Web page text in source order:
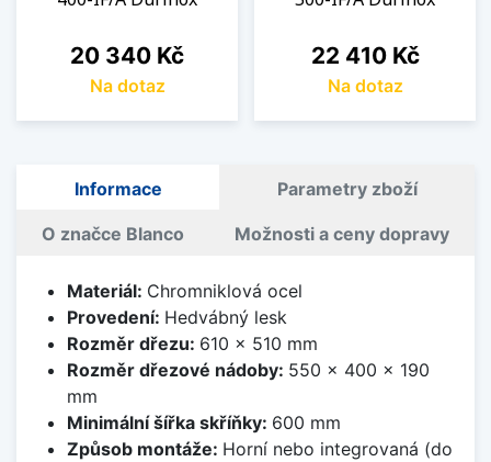
Cena
20 340 Kč
Na dotaz
Cena
22 410 Kč
Na dotaz
Informace Parametry zboží
O značce Blanco Možnosti a ceny dopravy
Materiál: Chromniklová ocel
Provedení: Hedvábný lesk
Rozměr dřezu: 610 x 510 mm
Rozměr dřezové nádoby: 550 x 400 x 190
mm
Minimální šířka skříňky: 600 mm
Způsob montáže: Horní nebo integrovaná (do